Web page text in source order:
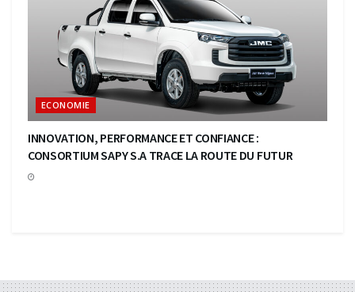
ECONOMIE
INNOVATION, PERFORMANCE ET CONFIANCE :
CONSORTIUM SAPY S.A TRACE LA ROUTE DU FUTUR